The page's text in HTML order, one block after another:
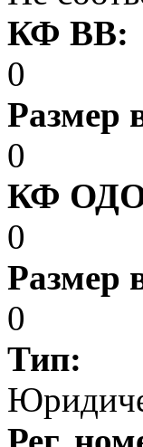
КФ ВВ:
0
Размер
0
КФ
0
Размер
0
Тип: